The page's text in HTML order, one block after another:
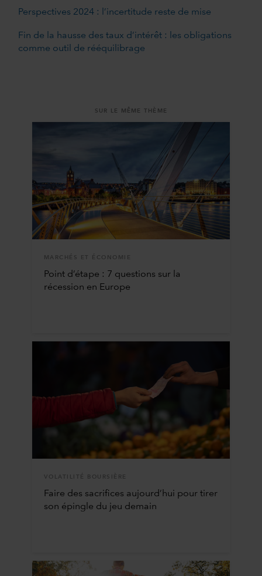
Perspectives 2024 : l’incertitude reste de mise
Fin de la hausse des taux d’intérêt : les obligations
comme outil de rééquilibrage
SUR LE MÊME THÈME
MARCHÉS ET ÉCONOMIE
Point d’étape : 7 questions sur la
récession en Europe
VOLATILITÉ BOURSIÈRE
Faire des sacrifices aujourd’hui pour tirer
son épingle du jeu demain